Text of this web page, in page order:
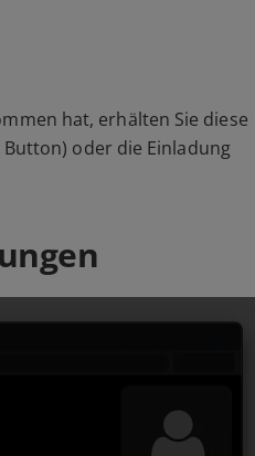
hat, erhälten Sie diese
oder die Einladung